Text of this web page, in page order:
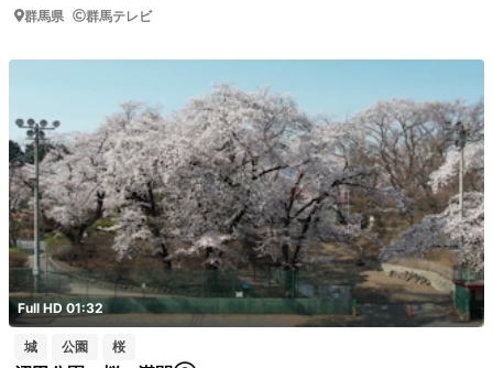
群馬県 群馬テレビ
Full HD 01:32
城 公園 桜